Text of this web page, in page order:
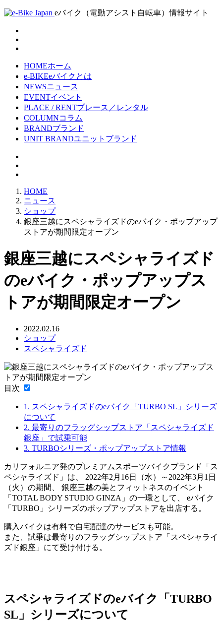
eバイク（電動アシスト自転車）情報サイト
HOMEホーム
e-BIKEeバイクとは
NEWSニュース
EVENTイベント
PLACE / RENTプレース／レンタル
COLUMNコラム
BRANDブランド
UNIT BRANDユニットブランド
HOME
ニュース
ショップ
銀座三越にスペシャライズドのeバイク・ポップアップ
ストアが期間限定オープン
銀座三越にスペシャライズド
のeバイク・ポップアップス
トアが期間限定オープン
2022.02.16
ショップ
スペシャライズド
目次
1. スペシャライズドのeバイク「TURBO SL」シリーズ
について
2. 最寄りのフラッグシップストア「スペシャライズド
銀座」で試乗可能
3. TURBOシリーズ・ポップアップストア情報
カリフォルニア発のプレミアムスポーツバイクブランド「ス
ペシャライズド」は、 2022年2月16日（水）～2022年3月1日
（火）の期間、 銀座三越の美とフィットネスのイベント
「TOTAL BODY STUDIO GINZA」の一環として、 eバイク
「TURBO」シリーズのポップアップストアを出店する。
購入バイクは有料で自宅配達のサービスも可能。
また、試乗は最寄りのフラッグシップストア「スペシャライ
ズド銀座」にて受け付ける。
スペシャライズドのeバイク「TURBO
SL」シリーズについて